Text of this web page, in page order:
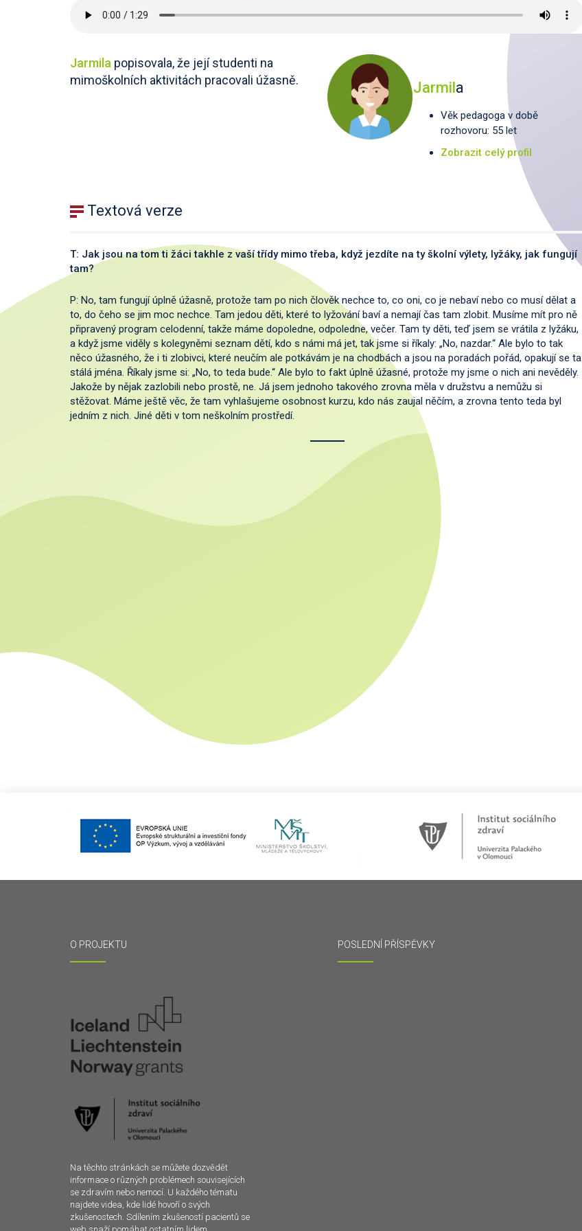
Jarmila popisovala, že její studenti na
mimoškolních aktivitách pracovali úžasně.
Jarmila
Věk pedagoga v době
rozhovoru: 55 let
Zobrazit celý profil
Textová verze
T: Jak jsou na tom ti žáci takhle z vaší třídy mimo třeba, když jezdíte na ty školní výlety, lyžáky, jak fungují
tam?
P: No, tam fungují úplně úžasně, protože tam po nich člověk nechce to, co oni, co je nebaví nebo co musí dělat a
to, do čeho se jim moc nechce. Tam jedou děti, které to lyžování baví a nemají čas tam zlobit. Musíme mít pro ně
připravený program celodenní, takže máme dopoledne, odpoledne, večer. Tam ty děti, teď jsem se vrátila z lyžáku,
a když jsme viděly s kolegyněmi seznam dětí, kdo s námi má jet, tak jsme si říkaly: „No, nazdar.“ Ale bylo to tak
něco úžasného, že i ti zlobivci, které neučím ale potkávám je na chodbách a jsou na poradách pořád, opakují se ta
stálá jména. Říkaly jsme si: „No, to teda bude.“ Ale bylo to fakt úplně úžasné, protože my jsme o nich ani nevěděly.
Jakože by nějak zazlobili nebo prostě, ne. Já jsem jednoho takového zrovna měla v družstvu a nemůžu si
stěžovat. Máme ještě věc, že tam vyhlašujeme osobnost kurzu, kdo nás zaujal něčím, a zrovna tento teda byl
jedním z nich. Jiné děti v tom neškolním prostředí.
O PROJEKTU
Na těchto stránkách se můžete dozvědět
informace o různých problémech souvisejících
se zdravím nebo nemocí. U každého tématu
najdete videa, kde lidé hovoří o svých
zkušenostech. Sdílením zkušeností pacientů se
POSLEDNÍ PŘÍSPĚVKY